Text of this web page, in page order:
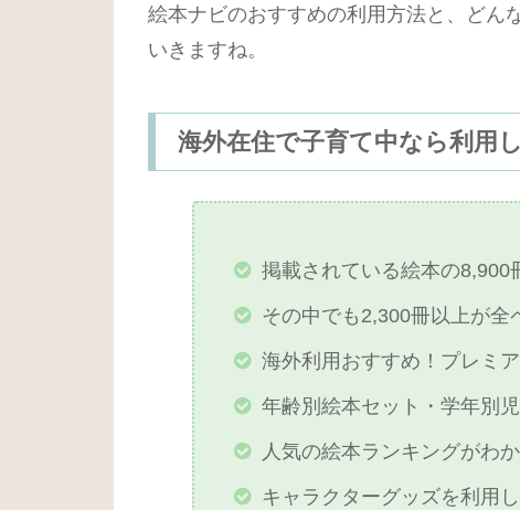
絵本ナビのおすすめの利用方法と、どん
いきますね。
海外在住で子育て中なら利用
掲載されている絵本の8,900
その中でも2,300冊以上が全
海外利用おすすめ！プレミ
年齢別絵本セット・学年別
人気の絵本ランキングがわ
キャラクターグッズを利用